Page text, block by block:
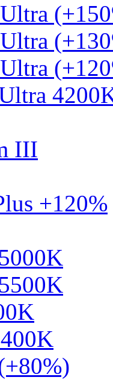
III
+120%